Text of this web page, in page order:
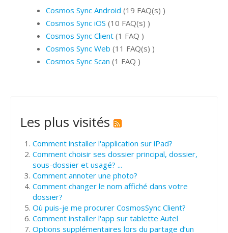
Cosmos Sync Android (19 FAQ(s) )
Cosmos Sync iOS (10 FAQ(s) )
Cosmos Sync Client (1 FAQ )
Cosmos Sync Web (11 FAQ(s) )
Cosmos Sync Scan (1 FAQ )
Les plus visités
Comment installer l'application sur iPad?
Comment choisir ses dossier principal, dossier,
sous-dossier et usagé? ...
Comment annoter une photo?
Comment changer le nom affiché dans votre
dossier?
Où puis-je me procurer CosmosSync Client?
Comment installer l'app sur tablette Autel
Options supplémentaires lors du partage d’un